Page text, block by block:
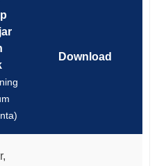
Download